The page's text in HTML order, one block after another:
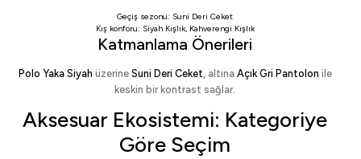
Geçiş sezonu: Suni Deri Ceket
Kış konforu: Siyah Kışlık, Kahverengi Kışlık
Katmanlama Önerileri
Polo Yaka Siyah üzerine Suni Deri Ceket, altına Açık Gri Pantolon ile
keskin bir kontrast sağlar.
Aksesuar Ekosistemi: Kategoriye
Göre Seçim